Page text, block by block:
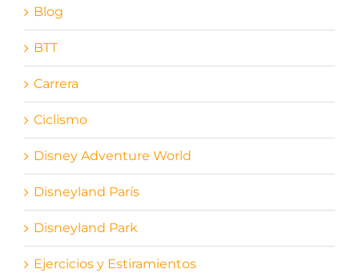
Blog
BTT
Carrera
Ciclismo
Disney Adventure World
Disneyland París
Disneyland Park
Ejercicios y Estiramientos